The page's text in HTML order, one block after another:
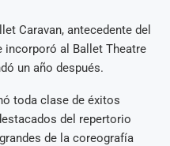
Caravan, antecedente del
incorporó al Ballet Theatre
un año después.
toda clase de éxitos
del repertorio
de la coreografía